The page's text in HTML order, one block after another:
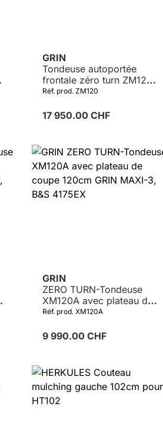
GRIN
Tondeuse autoportée
frontale zéro turn ZM120
avec plateau de coupe
8290 CXi
Réf. prod. ZM120
17 950.00 CHF
Détails
GRIN
ZERO TURN-Tondeuse
XM120A avec plateau de
coupe 120cm GRIN
Réf. prod. XM120A
9 990.00 CHF
Détails